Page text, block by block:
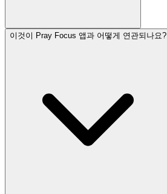
이것이 Pray Focus 앱과 어떻게 연관되나요?